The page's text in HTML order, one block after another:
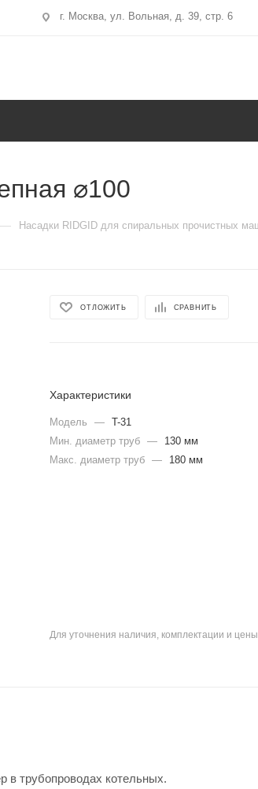
г. Москва, ул. Вольная, д. 39, стр. 6
⌀100
— Насадки RIDGID для спиральных прочистных
ОТЛОЖИТЬ СРАВНИТЬ
Характеристики
Модель —
T-31
Мин. диаметр труб
—
130 мм
Макс. диаметр труб
— 180 мм
Для уточнения наличия, комплектации и
в трубопроводах котельных.